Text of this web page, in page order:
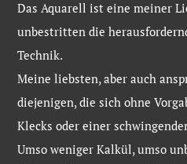
Das Aquarell ist eine meiner
unbestritten die
Technik.
Meine liebsten, aber auch
diejenigen, die sich ohne
Klecks oder einer
Umso weniger Kalkül, umso